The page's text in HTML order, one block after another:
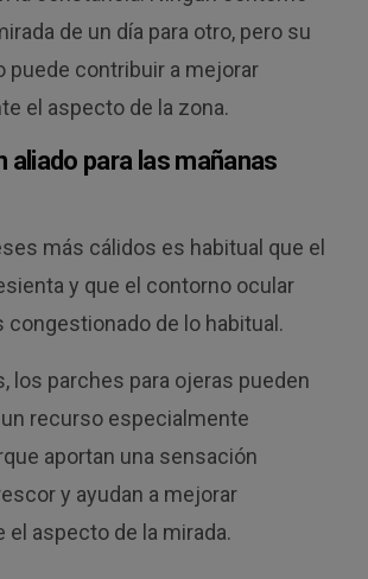
de un día para otro, pero su
puede contribuir a mejorar
el aspecto de la zona.
aliado para las mañanas
más cálidos es habitual que el
y que el contorno ocular
congestionado de lo habitual.
los parches para ojeras pueden
recurso especialmente
aportan una sensación
y ayudan a mejorar
aspecto de la mirada.